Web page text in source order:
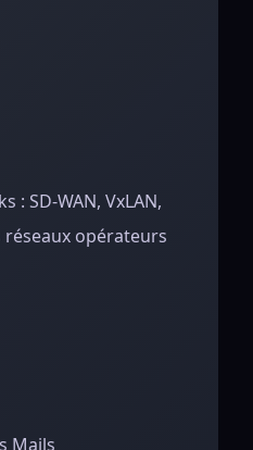
SD-WAN, VxLAN,
opérateurs
Mails